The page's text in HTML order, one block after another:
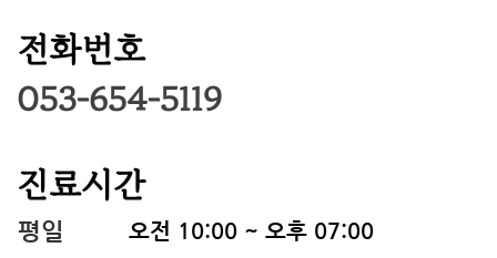
전화번호
053-654-5119
진료시간
평일 오전 10:00 ~ 오후 07:00